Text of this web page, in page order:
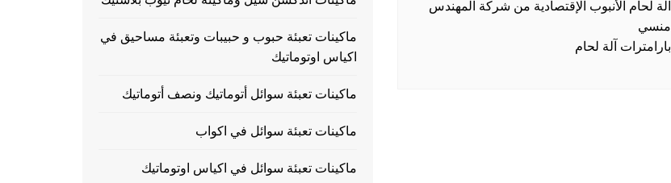
آلة لحام الأنبوب الإقتصادية من شركة المهندس
منسي
بارامترات آلة لحام
ماكينات تعبئة حبوب و حبيبات وتعبئة مساحيق في
اكياس اوتوماتيك
ماكينات تعبئة سوائل أتوماتيك ونصف أتوماتيك
ماكينات تعبئة سوائل في اكواب
ماكينات تعبئة سوائل في اكياس اوتوماتيك